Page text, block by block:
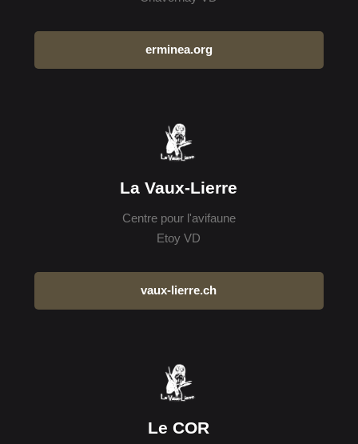
erminea.org
La Vaux-Lierre
Centre pour l'avifaune
Etoy VD
vaux-lierre.ch
Le COR